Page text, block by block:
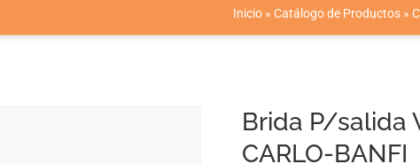
Inicio » Catálogo de Productos »
Brida P/salida
CARLO-BANFI